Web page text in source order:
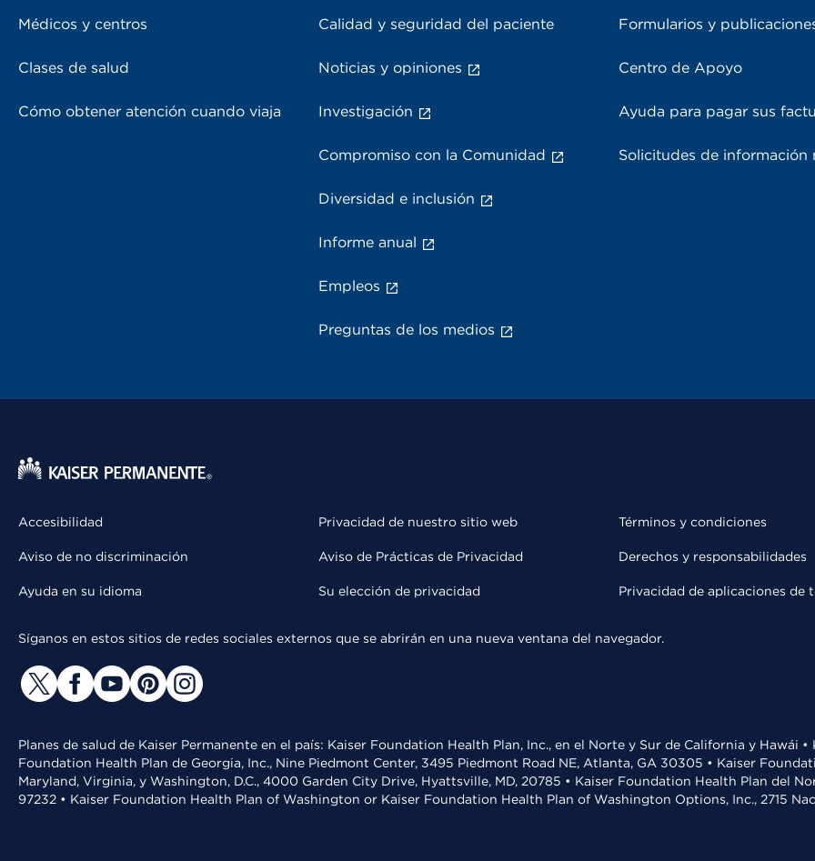
Médicos y centros
Clases de salud
Cómo obtener atención cuando viaja
Calidad y seguridad del paciente
Noticias y opiniones
Investigación
Compromiso con la Comunidad
Diversidad e inclusión
Informe anual
Empleos
Preguntas de los medios
Formularios y
Centro de Apoyo
Ayuda para pagar sus
Solicitudes de información
Accesibilidad
Aviso de no discriminación
Ayuda en su idioma
Privacidad de nuestro sitio web
Aviso de Prácticas de Privacidad
Su elección de privacidad
Términos y condiciones
Derechos y responsabilidades
Privacidad de aplicaciones de
Síganos en estos sitios de redes sociales externos que se abrirán en una nueva ventana del navegador.
Planes de salud de Kaiser Permanente en el país: Kaiser Foundation Health Plan, Inc., en el Norte y Sur de California y Hawái
Foundation Health Plan de Georgia, Inc., Nine Piedmont Center, 3495 Piedmont Road NE, Atlanta, GA 30305 • Kaiser
Maryland, Virginia, y Washington, D.C., 4000 Garden City Drive, Hyattsville, MD, 20785 • Kaiser Foundation Health Plan del
97232 • Kaiser Foundation Health Plan of Washington or Kaiser Foundation Health Plan of Washington Options, Inc., 2715